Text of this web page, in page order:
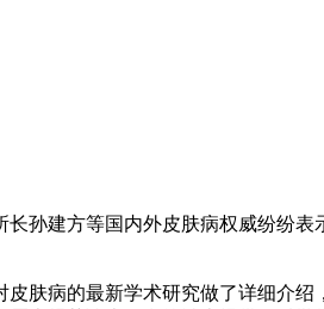
孙建方等国内外皮肤病权威纷纷表
肤病的最新学术研究做了详细介绍